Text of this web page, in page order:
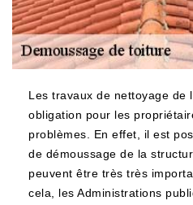
Les travaux de nettoyage de
obligation pour les
problèmes. En effet, il est
de démoussage de la
peuvent être très très
cela, les Administrations